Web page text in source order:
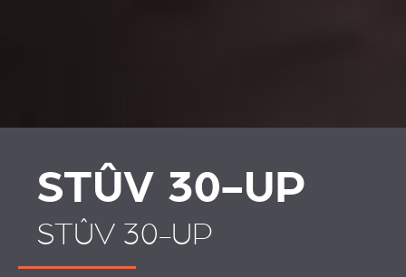
STÛV 30-UP
STÛV 30-UP